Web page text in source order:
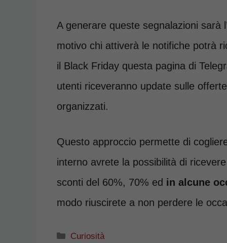
A generare queste segnalazioni sarà
motivo chi attiverà le notifiche potrà
il Black Friday questa pagina di
utenti riceveranno update sulle
organizzati.
Questo approccio permette di
interno avrete la possibilità di
sconti del 60%, 70% ed in alcune
modo riuscirete a non perdere le
Categorie
Curiosità